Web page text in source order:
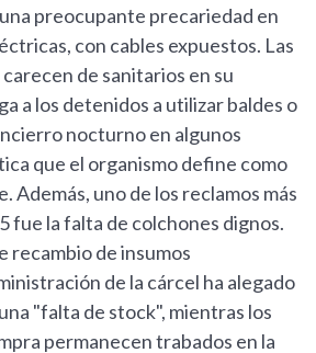
preocupante precariedad en
con cables expuestos. Las
de sanitarios en su
a los detenidos a utilizar baldes o
nocturno en algunos
que el organismo define como
Además, uno de los reclamos más
fue la falta de colchones dignos.
recambio de insumos
de la cárcel ha alegado
"falta de stock", mientras los
permanecen trabados en la